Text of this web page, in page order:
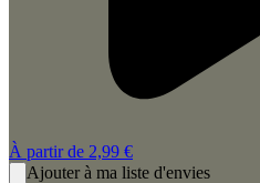
À partir de 2,99 €
Ajouter à ma liste d'envies